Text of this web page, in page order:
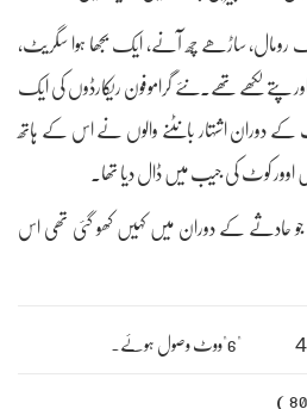
رومال، ساڑھے چھ آنے، ایک بجھا ہوا سگریٹ،
پتے لکھے تھے۔نئے گراموفون ریکارڈوں کی ایک
کے دوران اشتہار بانٹنے والوں نے اس کے ہاتھ
کوٹ کی جیب میں ڈال دیا تھا۔
حادثے کے دوران میں کہیں کھو گئی تھی اس
"6"ووٹ وصول ہوئے۔
( 80